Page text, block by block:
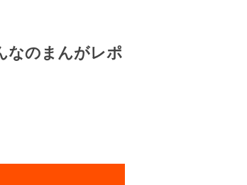
なのまんがレポ